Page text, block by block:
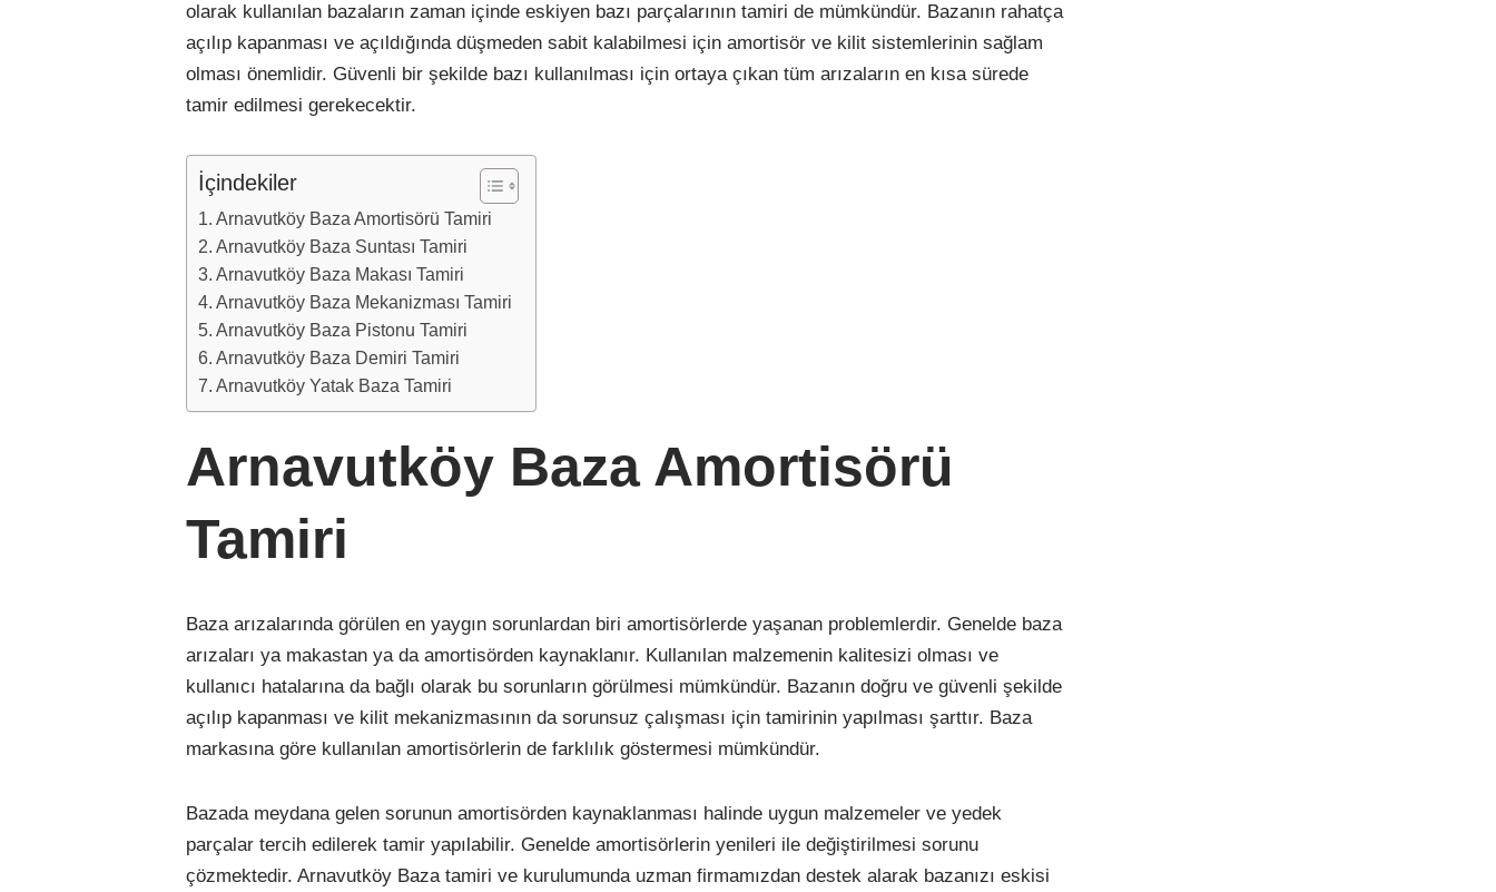
olarak kullanılan bazaların zaman içinde eskiyen bazı parçalarının tamiri de mümkündür. Bazanın rahatça
açılıp kapanması ve açıldığında düşmeden sabit kalabilmesi için amortisör ve kilit sistemlerinin sağlam
olması önemlidir. Güvenli bir şekilde bazı kullanılması için ortaya çıkan tüm arızaların en kısa sürede
tamir edilmesi gerekecektir.
İçindekiler
Arnavutköy Baza Amortisörü Tamiri
Arnavutköy Baza Suntası Tamiri
Arnavutköy Baza Makası Tamiri
Arnavutköy Baza Mekanizması Tamiri
Arnavutköy Baza Pistonu Tamiri
Arnavutköy Baza Demiri Tamiri
Arnavutköy Yatak Baza Tamiri
Arnavutköy Baza Amortisörü
Tamiri
Baza arızalarında görülen en yaygın sorunlardan biri amortisörlerde yaşanan problemlerdir. Genelde baza
arızaları ya makastan ya da amortisörden kaynaklanır. Kullanılan malzemenin kalitesizi olması ve
kullanıcı hatalarına da bağlı olarak bu sorunların görülmesi mümkündür. Bazanın doğru ve güvenli şekilde
açılıp kapanması ve kilit mekanizmasının da sorunsuz çalışması için tamirinin yapılması şarttır. Baza
markasına göre kullanılan amortisörlerin de farklılık göstermesi mümkündür.
Bazada meydana gelen sorunun amortisörden kaynaklanması halinde uygun malzemeler ve yedek
parçalar tercih edilerek tamir yapılabilir. Genelde amortisörlerin yenileri ile değiştirilmesi sorunu
çözmektedir. Arnavutköy Baza tamiri ve kurulumunda uzman firmamızdan destek alarak bazanızı eskisi